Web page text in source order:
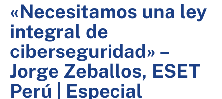
«Necesitamos una ley
integral de
ciberseguridad» –
Jorge Zeballos, ESET
Perú | Especial